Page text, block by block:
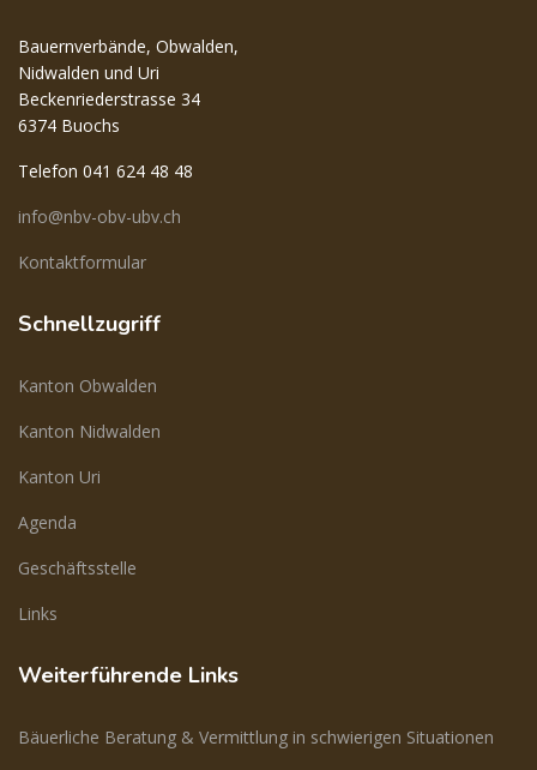
Bauernverbände, Obwalden,
Nidwalden und Uri
Beckenriederstrasse 34
6374 Buochs
Telefon 041 624 48 48
info@nbv-obv-ubv.ch
Kontaktformular
Schnellzugriff
Kanton Obwalden
Kanton Nidwalden
Kanton Uri
Agenda
Geschäftsstelle
Links
Weiterführende Links
Bäuerliche Beratung & Vermittlung in schwierigen Situationen